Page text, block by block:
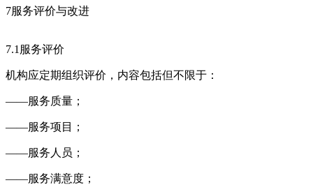
7服务评价与改进
7.1服务评价
机构应定期组织评价，内容包括但不限于：
——服务质量；
——服务项目；
——服务人员；
——服务满意度；